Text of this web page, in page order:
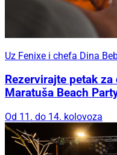
Uz Fenixe i chefa Dina
Rezervirajte petak
Maratuša Beach
Od 11. do 14. kolovoza